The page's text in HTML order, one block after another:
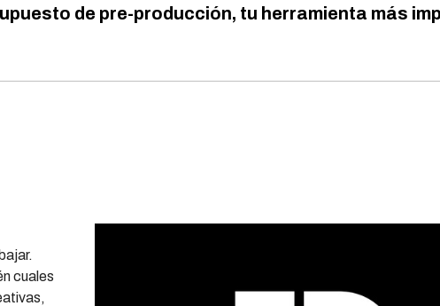
de pre-producción, tu herramienta más
cuales